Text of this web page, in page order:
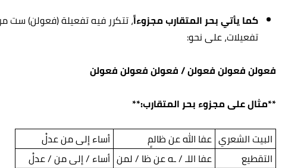
كما يأتي بحر المتقارب مجزوءاً، تتكرر فيه تفعيلة (فعولن) ست
تفعيلات، على نحو:
فعولن فعولن فعولن / فعولن فعولن فعولن
**مثال على مجزوء بحر المتقارب:**
البيت الشعري عفا الله عن ظالمٍ
أساء إلى من عدلْ
التقطيع
عفا اللـ / ـه عن ظا / لمن أساء / إلى من / عدلْ